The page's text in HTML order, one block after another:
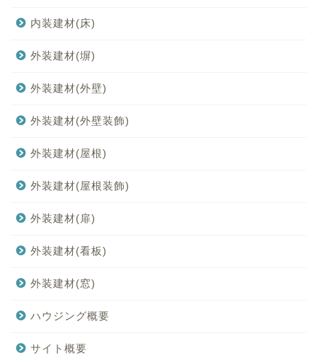
内装建材(床)
外装建材(塀)
外装建材(外壁)
外装建材(外壁装飾)
外装建材(屋根)
外装建材(屋根装飾)
外装建材(扉)
外装建材(看板)
外装建材(窓)
ハウジング概要
サイト概要